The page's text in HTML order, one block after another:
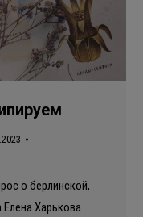
о берлинской,
Харькова.